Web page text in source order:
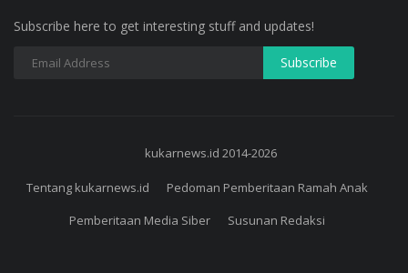
Subscribe here to get interesting stuff and updates!
kukarnews.id 2014-2026
Tentang kukarnews.id
Pedoman Pemberitaan Ramah Anak
Pemberitaan Media Siber
Susunan Redaksi